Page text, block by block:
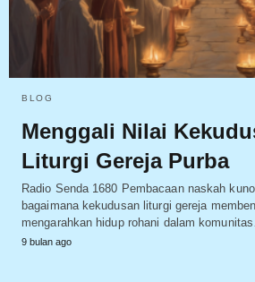
BLOG
Menggali Nilai
Liturgi Gereja Purba
Radio Senda 1680 Pembacaan naskah
bagaimana kekudusan liturgi gereja
mengarahkan hidup rohani dalam
9 bulan ago